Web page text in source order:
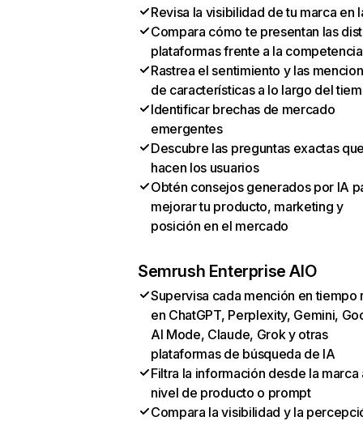
Revisa la visibilidad de tu marca en
Compara cómo te presentan las
plataformas frente a la competencia
Rastrea el sentimiento y las
de características a lo largo del
Identificar brechas de mercado
emergentes
Descubre las preguntas exactas
hacen los usuarios
Obtén consejos generados por IA
mejorar tu producto, marketing y
posición en el mercado
Semrush Enterprise AIO
Supervisa cada mención en tiempo
en ChatGPT, Perplexity, Gemini,
AI Mode, Claude, Grok y otras
plataformas de búsqueda de IA
Filtra la información desde la marca
nivel de producto o prompt
Compara la visibilidad y la